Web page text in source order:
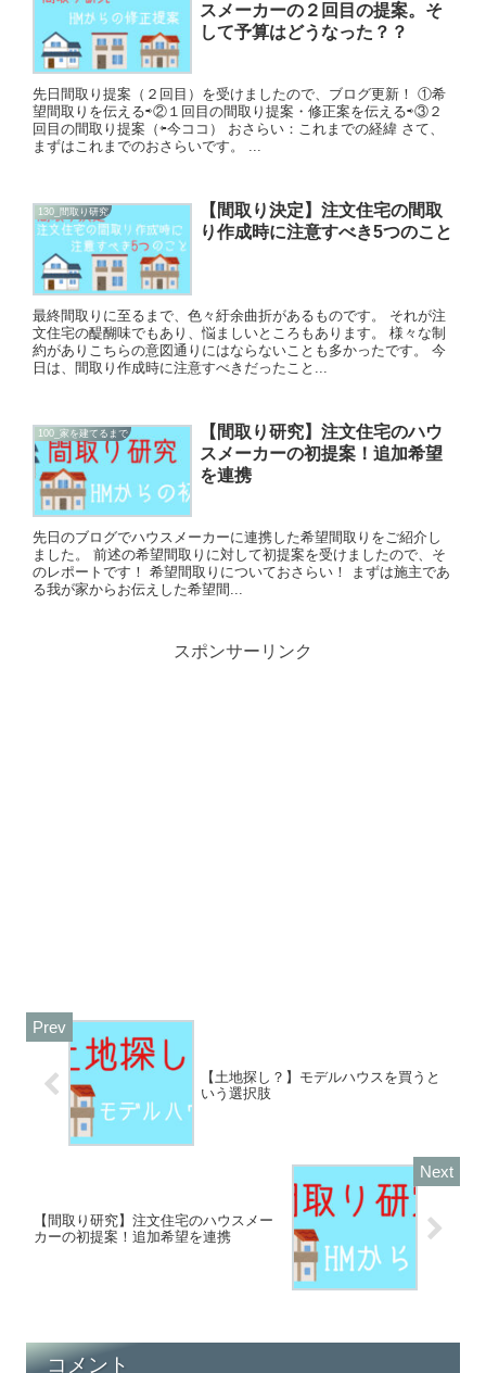
スメーカーの２回目の提案。そ
して予算はどうなった？？
先日間取り提案（２回目）を受けましたので、ブログ更新！ ①希
望間取りを伝える⇨②１回目の間取り提案・修正案を伝える⇨③２
回目の間取り提案（⇦今ココ） おさらい：これまでの経緯 さて、
まずはこれまでのおさらいです。 ...
130_間取り研究
【間取り決定】注文住宅の間取
り作成時に注意すべき5つのこと
最終間取りに至るまで、色々紆余曲折があるものです。 それが注
文住宅の醍醐味でもあり、悩ましいところもあります。 様々な制
約がありこちらの意図通りにはならないことも多かったです。 今
日は、間取り作成時に注意すべきだったこと...
100_家を建てるまで
【間取り研究】注文住宅のハウ
スメーカーの初提案！追加希望
を連携
先日のブログでハウスメーカーに連携した希望間取りをご紹介し
ました。 前述の希望間取りに対して初提案を受けましたので、そ
のレポートです！ 希望間取りについておさらい！ まずは施主であ
る我が家からお伝えした希望間...
スポンサーリンク
【土地探し？】モデルハウスを買うと
いう選択肢
【間取り研究】注文住宅のハウスメー
カーの初提案！追加希望を連携
コメント